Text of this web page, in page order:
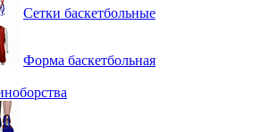
Сетки баскетбольные
Форма баскетбольная